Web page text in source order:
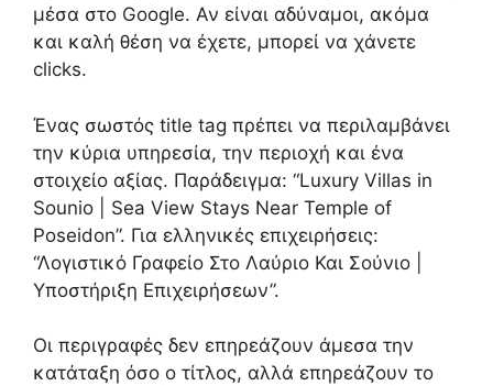
μέσα στο Google. Αν είναι αδύναμοι, ακόμα
και καλή θέση να έχετε, μπορεί να χάνετε
clicks.
Ένας σωστός title tag πρέπει να περιλαμβάνει
την κύρια υπηρεσία, την περιοχή και ένα
στοιχείο αξίας. Παράδειγμα: “Luxury Villas in
Sounio | Sea View Stays Near Temple of
Poseidon”. Για ελληνικές επιχειρήσεις:
“Λογιστικό Γραφείο Στο Λαύριο Και Σούνιο |
Υποστήριξη Επιχειρήσεων”.
Οι περιγραφές δεν επηρεάζουν άμεσα την
κατάταξη όσο ο τίτλος, αλλά επηρεάζουν το